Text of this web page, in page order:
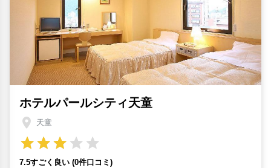
ホテルパールシティ天童
天童
7.5すごく良い (0件口コミ)